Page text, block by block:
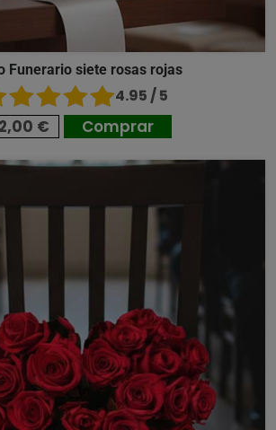
Funerario siete rosas rojas
4.95 / 5
€ Comprar